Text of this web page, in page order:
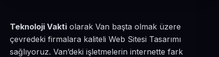
Teknoloji Vakti olarak Van başta olmak üzere
çevredeki firmalara kaliteli Web Sitesi Tasarımı
sağlıyoruz. Van’deki işletmelerin internette fark